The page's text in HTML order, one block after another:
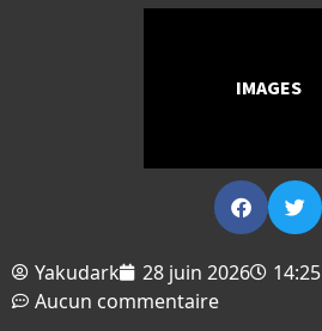
IMAGES
Yakudark 28 juin 2026
14:25
Aucun commentaire